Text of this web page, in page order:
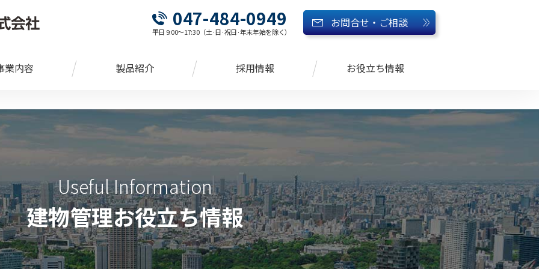
047-484-0949
平日 9:00～17:30（土·日·祝日·年末年始を除く）
お問合せ・ご相談
業内容 製品紹介 採用情報 お役立ち情報
Useful Information
建物管理お役立ち情報